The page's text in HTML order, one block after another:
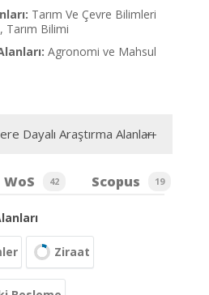
Tarım Ve Çevre Bilimleri
Tarım Bilimi
Agronomi ve Mahsul
Dayalı Araştırma Alanları
WoS 42 Scopus 19
Ziraat